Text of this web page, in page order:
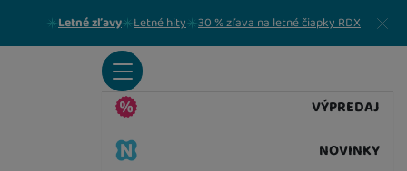
Letné zľavy Letné hity 30 % zľava na letné čiapky RDX Zavrieť
VÝPREDAJ
NOVINKY